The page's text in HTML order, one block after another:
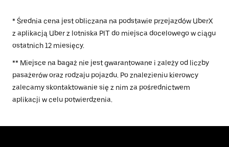
* Średnia cena jest obliczana na podstawie przejazdów UberX
z aplikacją Uber z lotniska PIT do miejsca docelowego w ciągu
ostatnich 12 miesięcy.
** Miejsce na bagaż nie jest gwarantowane i zależy od liczby
pasażerów oraz rodzaju pojazdu. Po znalezieniu kierowcy
zalecamy skontaktowanie się z nim za pośrednictwem
aplikacji w celu potwierdzenia.